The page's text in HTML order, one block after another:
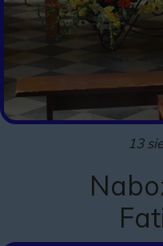
13